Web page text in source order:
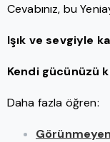
Cevabınız, bu
Işık ve sevgiyle
Kendi gücünüzü
Daha fazla öğren: